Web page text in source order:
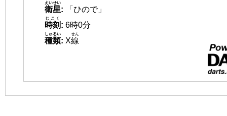
衛星
えいせい
:
「ひので」
時刻
じこく
: 6時0分
種類
しゅるい
: X線
せん